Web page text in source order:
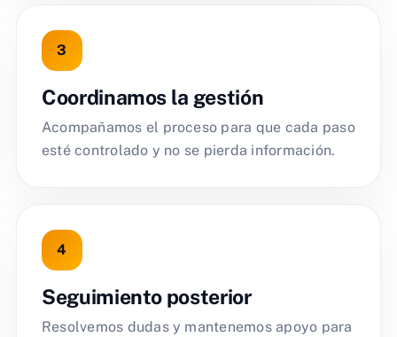
Coordinamos la gestión
Acompañamos el proceso para que cada paso
esté controlado y no se pierda información.
Seguimiento posterior
Resolvemos dudas y mantenemos apoyo para